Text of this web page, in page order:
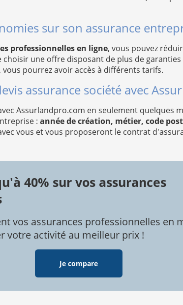
sur son assurance
professionnelles en ligne, vous pouvez
choisir une offre disposant de plus de
pourrez avoir accès à différents tarifs.
assurance société avec
Assurlandpro.com en seulement quelques
: année de création, métier, code
vous et vous proposeront le contrat
40% sur vos assurances
vos assurances professionnelles en
votre activité au meilleur prix !
Je compare